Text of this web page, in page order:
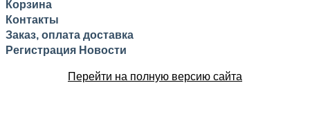
Корзина
Контакты
Заказ, оплата доставка
Регистрация Новости
Перейти на полную версию сайта